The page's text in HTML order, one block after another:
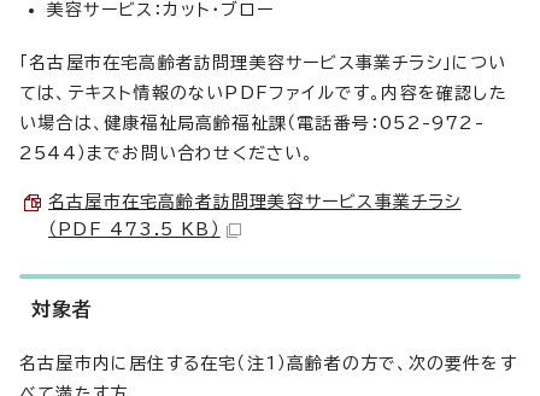
美容サービス：カット・ブロー
「名古屋市在宅高齢者訪問理美容サービス事業チラシ」につい
ては、テキスト情報のないPDFファイルです。内容を確認した
い場合は、健康福祉局高齢福祉課（電話番号：052-972-
2544）までお問い合わせください。
名古屋市在宅高齢者訪問理美容サービス事業チラシ
（PDF 473.5 KB）
対象者
名古屋市内に居住する在宅（注1）高齢者の方で、次の要件をす